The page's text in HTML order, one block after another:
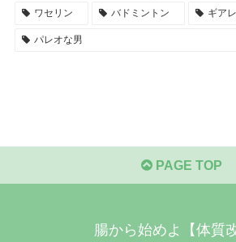
ワセリン バドミントン ギア
パレオな男
PAGE TOP
腸から始めよ【体質